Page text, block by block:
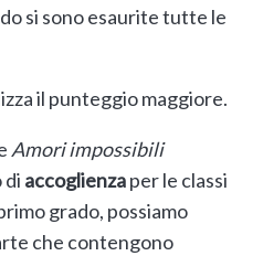
si sono esaurite tutte le
il punteggio maggiore.
Amori impossibili
di accoglienzaper le classi
grado, possiamo
che contengono